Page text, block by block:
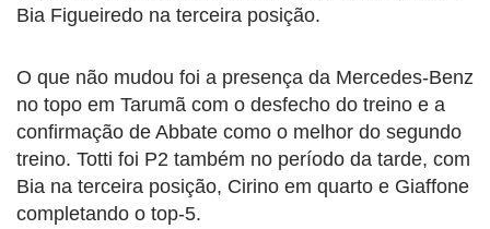
Bia Figueiredo na terceira posição.
O que não mudou foi a presença da Mercedes-Benz
no topo em Tarumã com o desfecho do treino e a
confirmação de Abbate como o melhor do segundo
treino. Totti foi P2 também no período da tarde, com
Bia na terceira posição, Cirino em quarto e Giaffone
completando o top-5.